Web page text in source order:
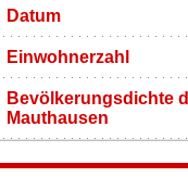
Datum
Einwohnerzahl
Bevölkerungsdichte
Mauthausen